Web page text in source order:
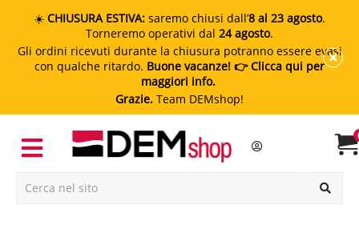
☀️ CHIUSURA ESTIVA: saremo chiusi dall’8 al 23 agosto.
Torneremo operativi dal 24 agosto.
Gli ordini ricevuti durante la chiusura potranno essere evasi
con qualche ritardo. Buone vacanze! 👉 Clicca qui per
maggiori info.
Grazie. Team DEMshop!